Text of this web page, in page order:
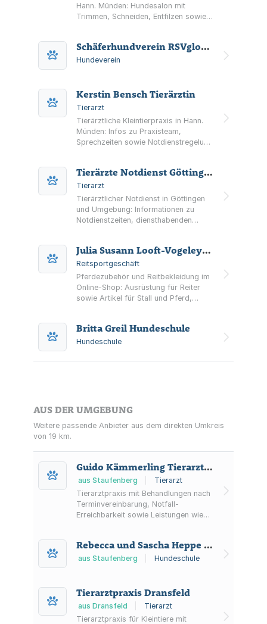
Hann. Münden: Hundesalon mit
Trimmen, Schneiden, Entfilzen sowie
Schäferhundverein RSVglobal e.V.
Hundeverein
Kerstin Bensch Tierärztin
Tierarzt
Tierärztliche Kleintierpraxis in Hann.
Münden: Infos zu Praxisteam,
Sprechzeiten sowie Notdienstregelung
Tierärzte Notdienst Göttingen
Tierarzt
Tierärztlicher Notdienst in Göttingen
und Umgebung: Informationen zu
Notdienstzeiten, diensthabenden
Julia Susann Looft-Vogeley Reitsport Jules
Reitsportgeschäft
Pferdezubehör und Reitbekleidung im
Online-Shop: Ausrüstung für Reiter
sowie Artikel für Stall und Pferd,
Britta Greil Hundeschule
Hundeschule
AUS DER UMGEBUNG
Weitere passende Anbieter aus dem direkten Umkreis
von 19 km.
Guido Kämmerling Tierarztpraxis
aus Staufenberg
Tierarzt
Tierarztpraxis mit Behandlungen nach
Terminvereinbarung, Notfall-
Erreichbarkeit sowie Leistungen wie
Welpen- und Ernährungsberatung;
Hausbesuche in besonderen Fällen
Rebecca und Sascha Heppe GbR
aus Staufenberg Hundeschule
Tierarztpraxis Dransfeld
aus Dransfeld
Tierarzt
Tierarztpraxis für Kleintiere mit